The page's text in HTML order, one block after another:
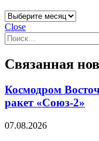
Архивы
Close
Найти:
Связанная
Космодром
ракет «Союз-2»
07.08.2026